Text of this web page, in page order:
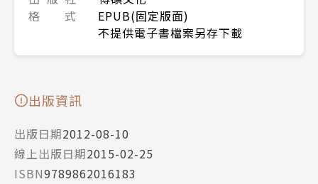
格 式
EPUB(固定版面)
不提供電子書檔案另存下載
出版資訊
出版日期2012-08-10
線上出版日期2015-02-25
ISBN9789862016183